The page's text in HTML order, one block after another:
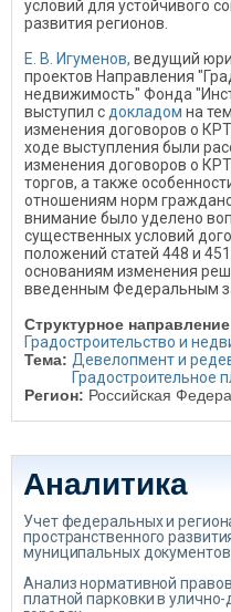
условий для устойчивого
развития регионов.
Е. В. Игуменов, ведущий
проектов Направления
недвижимость" Фонда
выступил с докладом на
изменения договоров о
ходе выступления были
изменения договоров о
торгов, а также
отношениям норм
внимание было уделено
существенных условий
положений статей 448 и
основаниям изменения
введенным Федеральным
Структурное
Градостроительство и
Тема: Девелопмент и
Градостроительное
Регион: Российская
Аналитика
Учет федеральных и
пространственного
муниципальных документов
Анализ нормативной
платной парковки в